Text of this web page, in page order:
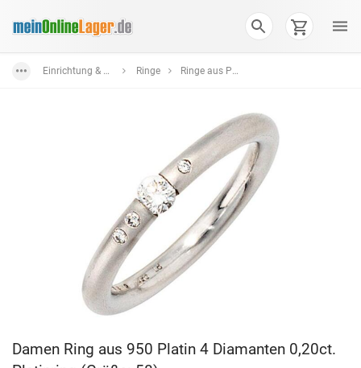
Einrichtung & Wohnaccessoires Ringe Ringe aus Platin
Damen Ring aus 950 Platin 4 Diamanten 0,20ct.